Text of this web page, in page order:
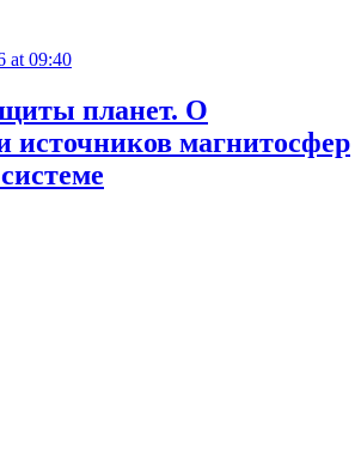
at 09:40
планет. О
источников магнитосфер